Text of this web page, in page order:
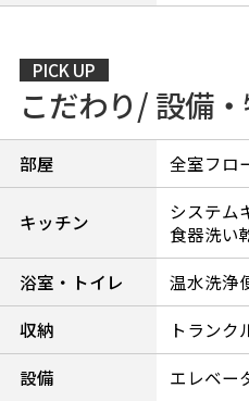
PICK UP
こだわり/ 設備
部屋 全室フロ
キッチン
システム
食器洗い
浴室・トイレ
温水洗浄
収納
トランク
設備
エレベー